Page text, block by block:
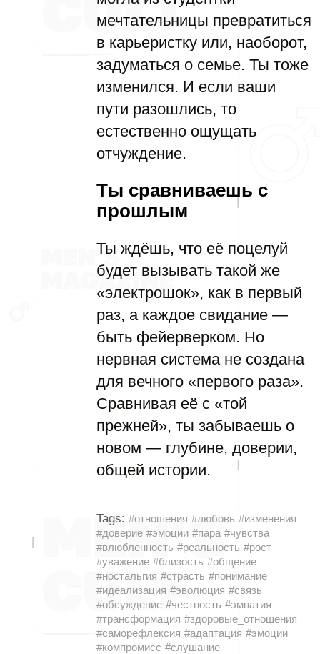
мечтательницы превратиться
в карьеристку или, наоборот,
задуматься о семье. Ты тоже
изменился. И если ваши
пути разошлись, то
естественно ощущать
отчуждение.
Ты сравниваешь с
прошлым
Ты ждёшь, что её поцелуй
будет вызывать такой же
«электрошок», как в первый
раз, а каждое свидание —
быть фейерверком. Но
нервная система не создана
для вечного «первого раза».
Сравнивая её с «той
прежней», ты забываешь о
новом — глубине, доверии,
общей истории.
Tags: #отношения #любовь #изменения
#доверие #эмоции #пара #чувства
#влюбленность #реальность #рост
#уважение #близость #общение
#ностальгия #страсть #понимание
#идеализация #эволюция #связь
#обсуждение #честность #эмпатия
#трансформация #здоровые_отношения
#саморефлексия #адаптация #эмоции
#компромисс #слушание